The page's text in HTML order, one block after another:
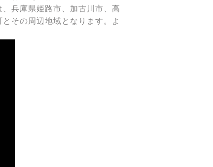
兵庫県姫路市、加古川市、高
その周辺地域となります。よ